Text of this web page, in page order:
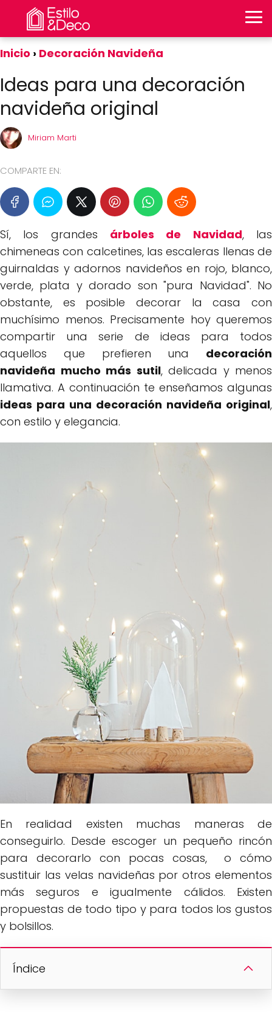
Inicio Decoración Navideña
Ideas para una decoración
navideña original
Miriam Marti
COMPARTE EN:
Sí, los grandes árboles de Navidad, las
chimeneas con calcetines, las escaleras llenas de
guirnaldas y adornos navideños en rojo, blanco,
verde, plata y dorado son "pura Navidad". No
obstante, es posible decorar la casa con
muchísimo menos. Precisamente hoy queremos
compartir una serie de ideas para todos
aquellos que prefieren una decoración
navideña mucho más sutil, delicada y menos
llamativa. A continuación te enseñamos algunas
ideas para una decoración navideña original,
con estilo y elegancia.
En realidad existen muchas maneras de
conseguirlo. Desde escoger un pequeño rincón
para decorarlo con pocas cosas, o cómo
sustituir las velas navideñas por otros elementos
más seguros e igualmente cálidos. Existen
propuestas de todo tipo y para todos los gustos
y bolsillos.
Índice